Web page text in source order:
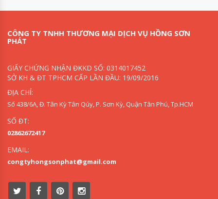
CÔNG TY TNHH THƯƠNG MẠI DỊCH VỤ HỒNG SƠN
PHÁT
GIẤY CHỨNG NHẬN ĐKKD SỐ: 0314017452
SỞ KH & ĐT TPHCM CẤP LẦN ĐẦU: 19/09/2016
ĐỊA CHỈ:
Số 438/6A, Đ. Tân Kỳ Tân Qúy, P. Sơn Kỳ, Quận Tân Phú, Tp.HCM
SỐ ĐT:
02862672417
EMAIL:
congtyhongsonphat@gmail.com